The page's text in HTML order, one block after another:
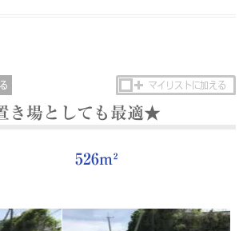
き場としても最適★
526m²